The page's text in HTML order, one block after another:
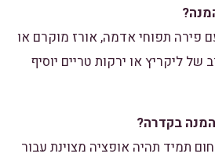
פירה תפוחי אדמה, אורז מוקרם או
ליקריץ או ירקות טריים יוסיף
בקדרה?
תמיד תהיה אופציה מצוינת עבור